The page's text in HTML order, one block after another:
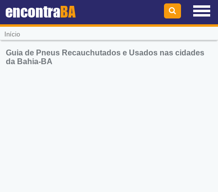
encontraBA
Início
Guia de Pneus Recauchutados e Usados nas cidades
da Bahia-BA